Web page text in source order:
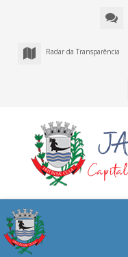
Radar da Transparência